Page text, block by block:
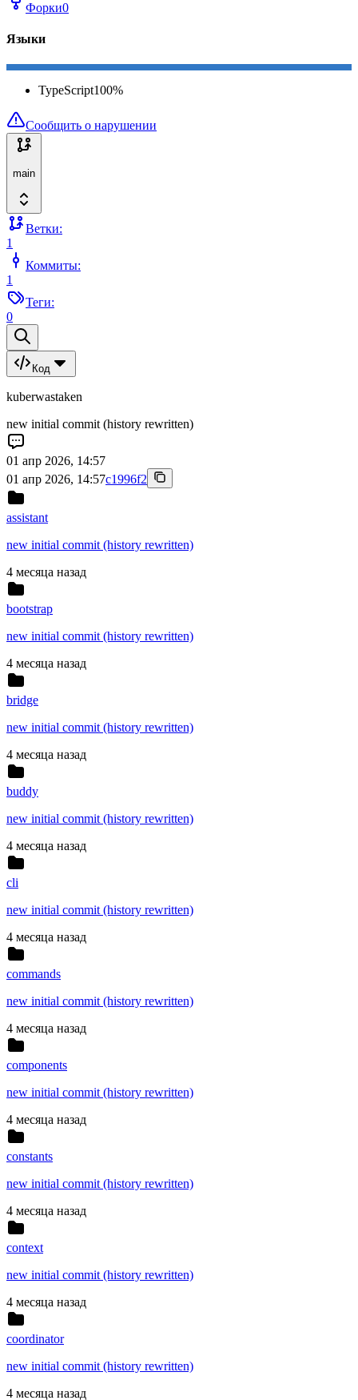
Форки0
Языки
TypeScript100%
Сообщить о нарушении
main
Ветки:
1
Коммиты:
1
Теги:
0
Код
kuberwastaken
new initial commit (history rewritten)
01 апр 2026, 14:57
01 апр 2026, 14:57c1996f2
assistant
new initial commit (history rewritten)
4 месяца назад
bootstrap
new initial commit (history rewritten)
4 месяца назад
bridge
new initial commit (history rewritten)
4 месяца назад
buddy
new initial commit (history rewritten)
4 месяца назад
cli
new initial commit (history rewritten)
4 месяца назад
commands
new initial commit (history rewritten)
4 месяца назад
components
new initial commit (history rewritten)
4 месяца назад
constants
new initial commit (history rewritten)
4 месяца назад
context
new initial commit (history rewritten)
4 месяца назад
coordinator
new initial commit (history rewritten)
4 месяца назад